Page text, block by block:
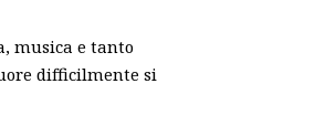
musica e tanto
difficilmente si